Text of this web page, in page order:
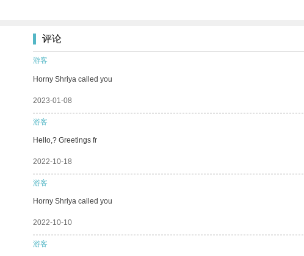
评论
游客
Horny Shriya called you
2023-01-08
游客
Hello,? Greetings fr
2022-10-18
游客
Horny Shriya called you
2022-10-10
游客